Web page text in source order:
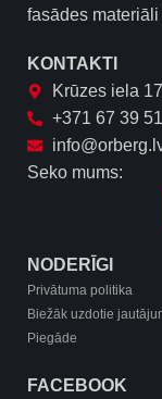
fasādes materiāli
KONTAKTI
Krūzes iela
+371 67 39
Seko mums:
NODERĪGI
Privātuma politika
Biežāk uzdotie
Piegāde
FACEBOOK